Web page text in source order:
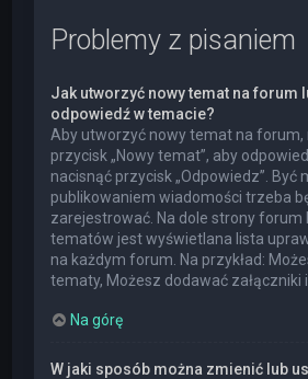
Problemy z pisaniem
Jak utworzyć nowy temat na forum
odpowiedź w temacie?
Aby utworzyć nowy temat na forum,
przycisk „Nowy temat”, aby
nacisnąć przycisk „Odpowiedz”. Być
publikowaniem wiadomości trzeba
zarejestrować. Na dole strony forum
tematów jest wyświetlana lista
na każdym forum. Na przykład:
tematy, Możesz dodawać załączniki
Na górę
W jaki sposób można zmienić lub